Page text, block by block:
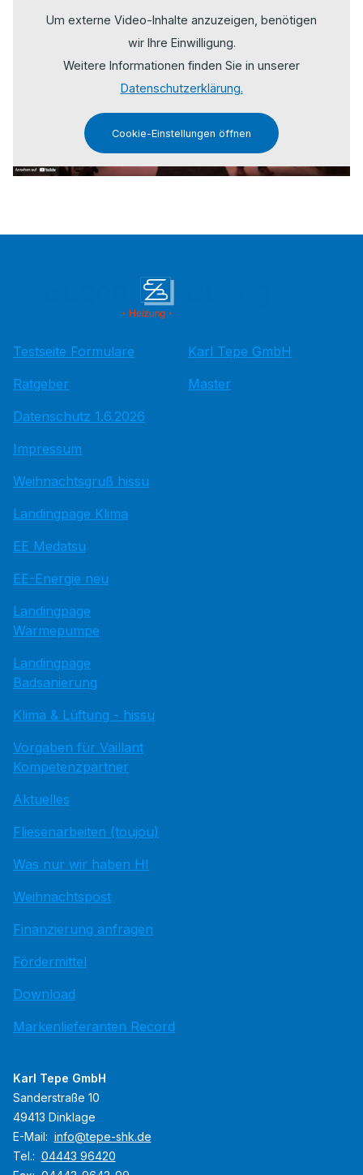
Um externe Video-Inhalte anzuzeigen, benötigen
wir Ihre Einwilligung.
Weitere Informationen finden Sie in unserer
Datenschutzerklärung.
Cookie-Einstellungen öffnen
Testseite Formulare
Ratgeber
Datenschutz 1.6.2026
Impressum
Weihnachtsgruß hissu
Landingpage Klima
EE Medatsu
EE-Energie neu
Landingpage
Wärmepumpe
Landingpage
Badsanierung
Klima & Lüftung - hissu
Vorgaben für Vaillant
Kompetenzpartner
Aktuelles
Fliesenarbeiten (toujou)
Was nur wir haben HI
Weihnachtspost
Finanzierung anfragen
Fördermittel
Download
Markenlieferanten Record
Karl Tepe GmbH
Master
Karl Tepe GmbH
Sanderstraße 10
49413 Dinklage
E-Mail: info@tepe-shk.de
Tel.: 04443 96420